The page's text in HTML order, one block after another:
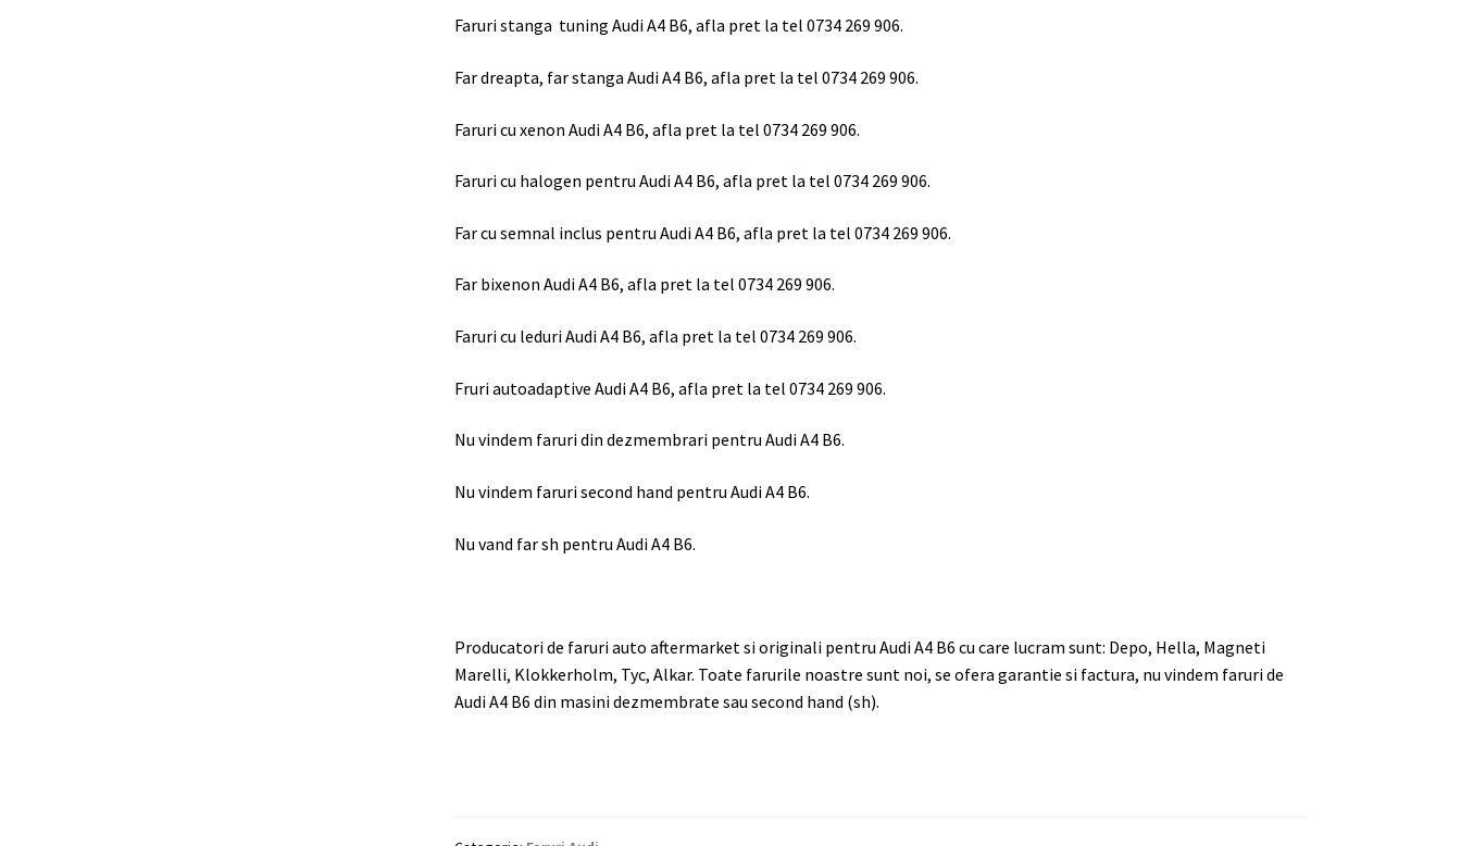
Faruri stanga tuning Audi A4 B6, afla pret la tel 0734 269 906.
Far dreapta, far stanga Audi A4 B6, afla pret la tel 0734 269 906.
Faruri cu xenon Audi A4 B6, afla pret la tel 0734 269 906.
Faruri cu halogen pentru Audi A4 B6, afla pret la tel 0734 269 906.
Far cu semnal inclus pentru Audi A4 B6, afla pret la tel 0734 269 906.
Far bixenon Audi A4 B6, afla pret la tel 0734 269 906.
Faruri cu leduri Audi A4 B6, afla pret la tel 0734 269 906.
Fruri autoadaptive Audi A4 B6, afla pret la tel 0734 269 906.
Nu vindem faruri din dezmembrari pentru Audi A4 B6.
Nu vindem faruri second hand pentru Audi A4 B6.
Nu vand far sh pentru Audi A4 B6.
Producatori de faruri auto aftermarket si originali pentru Audi A4 B6 cu care lucram sunt: Depo, Hella, Magneti
Marelli, Klokkerholm, Tyc, Alkar. Toate farurile noastre sunt noi, se ofera garantie si factura, nu vindem faruri de
Audi A4 B6 din masini dezmembrate sau second hand (sh).